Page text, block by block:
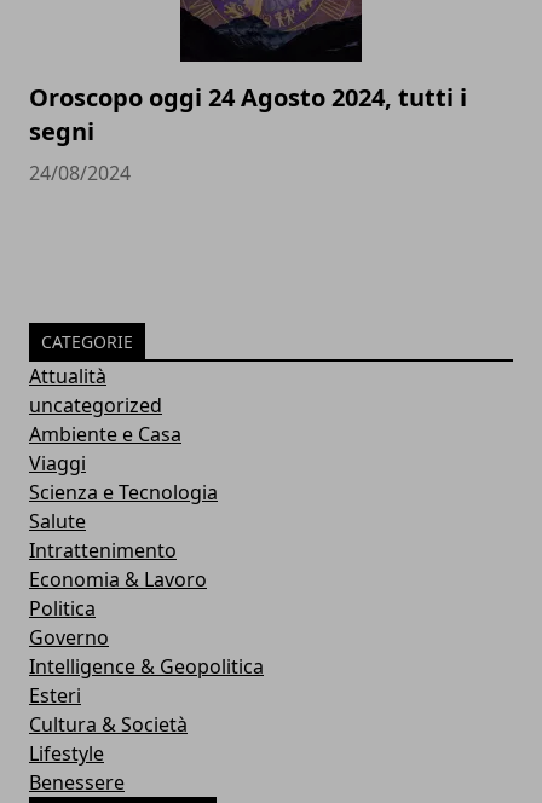
Oroscopo oggi 24 Agosto 2024, tutti i
segni
24/08/2024
CATEGORIE
Attualità
uncategorized
Ambiente e Casa
Viaggi
Scienza e Tecnologia
Salute
Intrattenimento
Economia & Lavoro
Politica
Governo
Intelligence & Geopolitica
Esteri
Cultura & Società
Lifestyle
Benessere